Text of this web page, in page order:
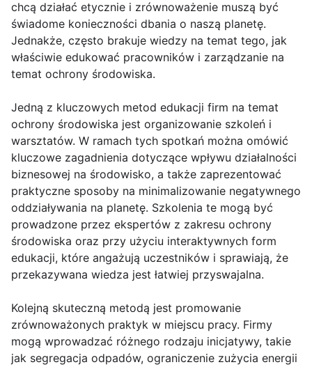
chcą działać etycznie i zrównoważenie muszą być
świadome konieczności dbania o naszą planetę.
Jednakże, często brakuje wiedzy na temat tego, jak
właściwie edukować pracowników i zarządzanie na
temat ochrony środowiska.
Jedną z kluczowych metod edukacji firm na temat
ochrony środowiska jest organizowanie szkoleń i
warsztatów. W ramach tych spotkań można omówić
kluczowe zagadnienia dotyczące wpływu działalności
biznesowej na środowisko, a także zaprezentować
praktyczne sposoby na minimalizowanie negatywnego
oddziaływania na planetę. Szkolenia te mogą być
prowadzone przez ekspertów z zakresu ochrony
środowiska oraz przy użyciu interaktywnych form
edukacji, które angażują uczestników i sprawiają, że
przekazywana wiedza jest łatwiej przyswajalna.
Kolejną skuteczną metodą jest promowanie
zrównoważonych praktyk w miejscu pracy. Firmy
mogą wprowadzać różnego rodzaju inicjatywy, takie
jak segregacja odpadów, ograniczenie zużycia energii